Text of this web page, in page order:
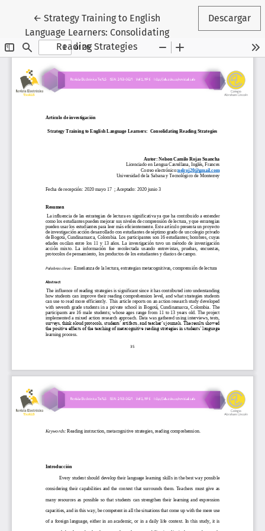
←Volver a los detalles del artículo
Strategy Training to English
Language Learners: Consolidating
Reading Strategies
Descargar